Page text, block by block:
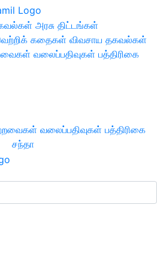
அரசு திட்டங்கள்
கதைகள் விவசாய தகவல்கள்
வலைப்பதிவுகள் பத்திரிகை
வலைப்பதிவுகள் பத்திரிகை
சந்தா